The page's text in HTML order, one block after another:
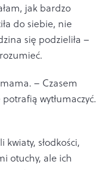
jak bardzo
do siebie, nie
się podzieliła –
– Czasem
wytłumaczyć.
słodkości,
otuchy, ale ich